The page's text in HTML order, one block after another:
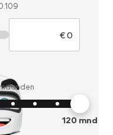
maanden
120mnd